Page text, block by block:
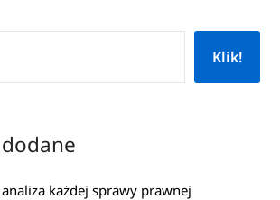
Klik!
każdej sprawy prawnej